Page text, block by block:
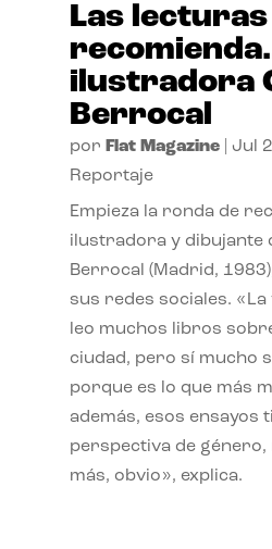
Las
ilustradora
Berrocal
por Flat Magazine| Jul
Reportaje
Empieza la ronda de
ilustradora y dibujante
Berrocal (Madrid,
sus redes sociales.
leo muchos libros
ciudad, pero sí mucho
porque es lo que más
además, esos ensayos
perspectiva de género,
más, obvio», explica.